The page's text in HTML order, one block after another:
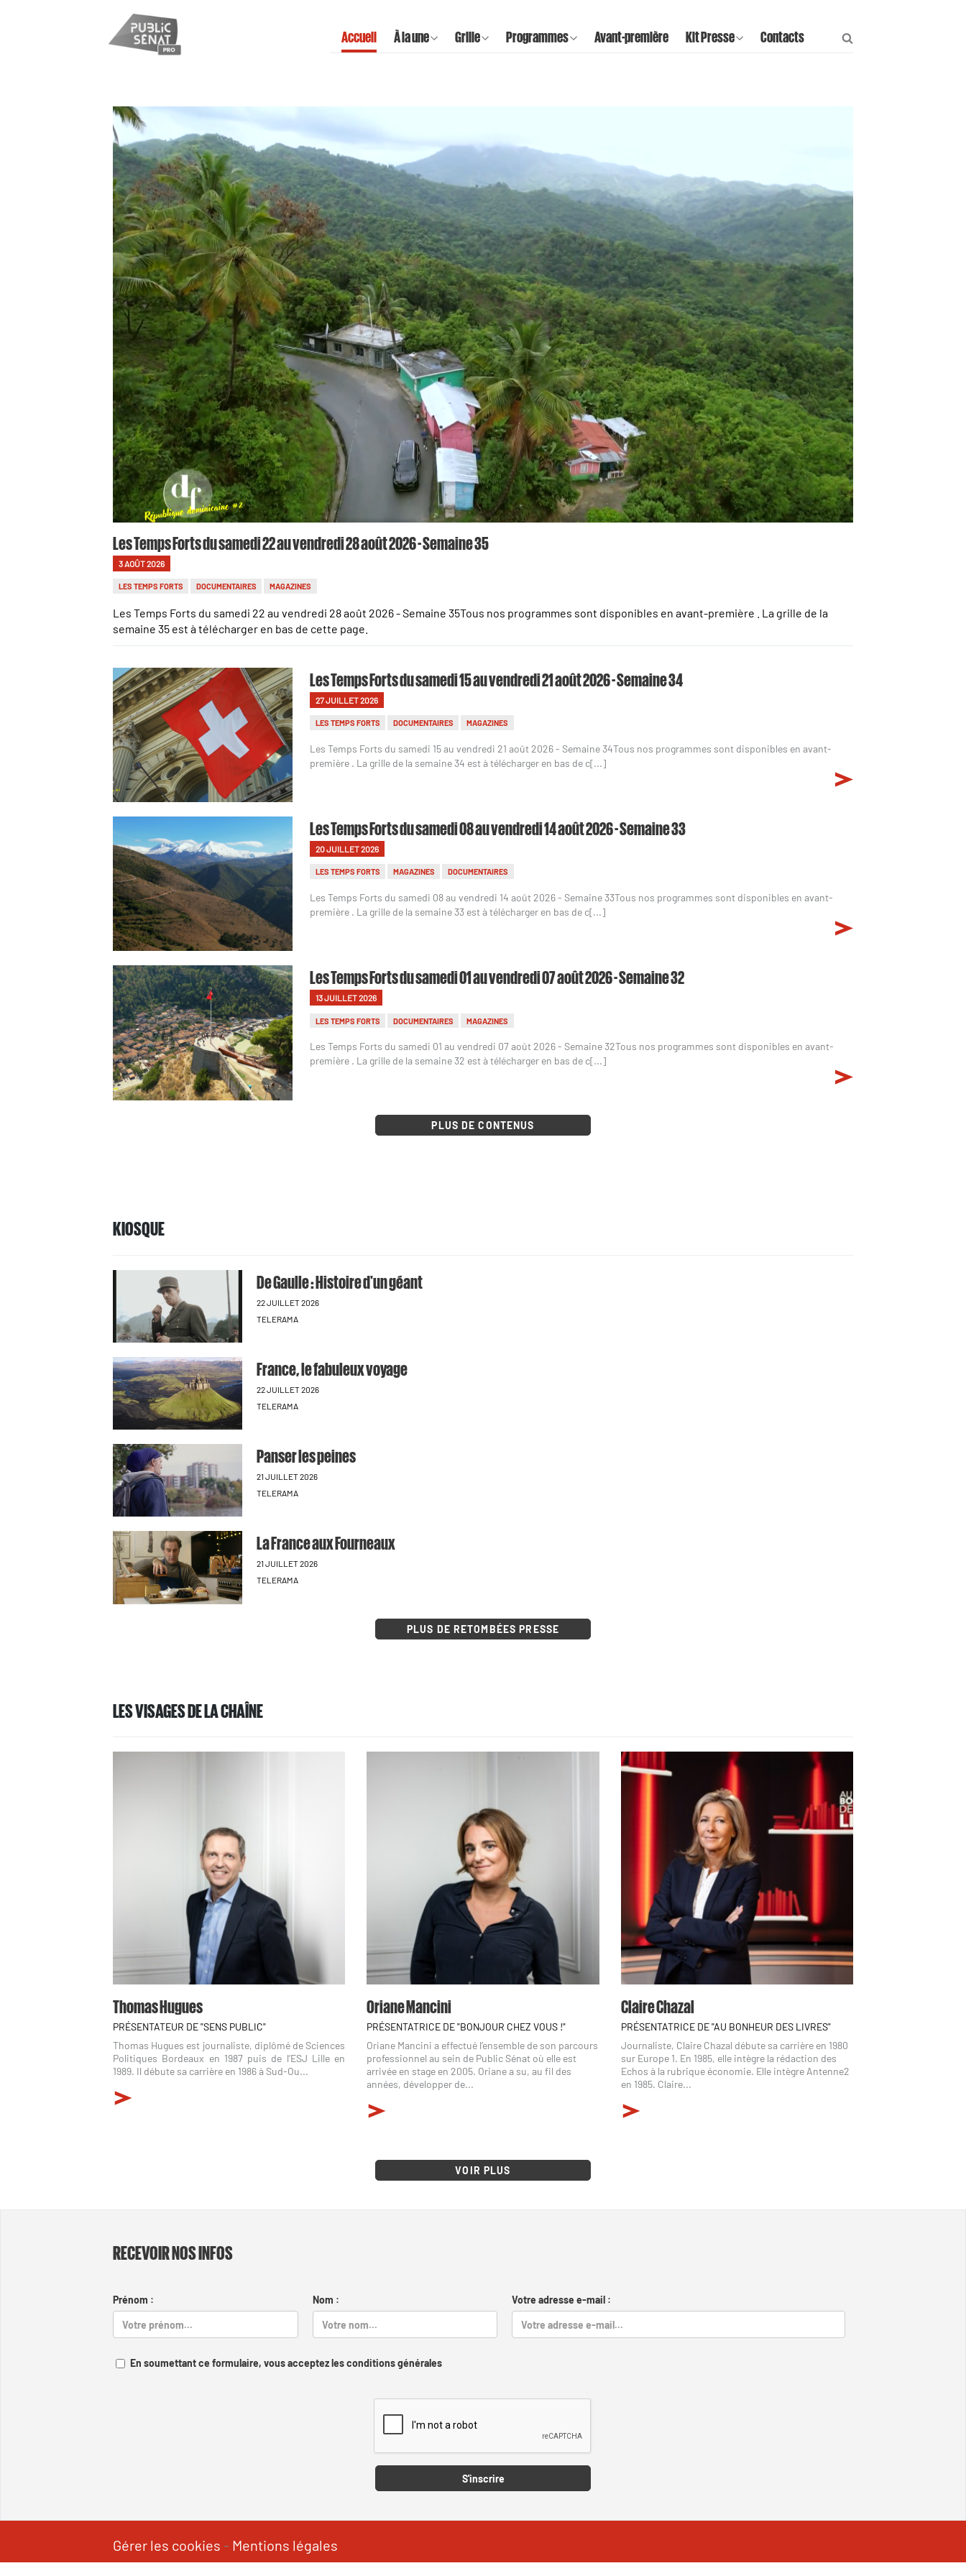
Accueil À la une Grille Programmes Avant-première Kit Presse Contacts
Les Temps Forts du samedi 22 au vendredi 28 août 2026 - Semaine 35
3 AOÛT 2026
LES TEMPS FORTS DOCUMENTAIRES MAGAZINES
Les Temps Forts du samedi 22 au vendredi 28 août 2026 - Semaine 35Tous nos programmes sont disponibles en avant-première . La grille de la
semaine 35 est à télécharger en bas de cette page.
Les Temps Forts du samedi 15 au vendredi 21 août 2026 - Semaine 34
27 JUILLET 2026
LES TEMPS FORTS DOCUMENTAIRES MAGAZINES
Les Temps Forts du samedi 15 au vendredi 21 août 2026 - Semaine 34Tous nos programmes sont disponibles en avant-
première . La grille de la semaine 34 est à télécharger en bas de c[...]
Les Temps Forts du samedi 08 au vendredi 14 août 2026 - Semaine 33
20 JUILLET 2026
LES TEMPS FORTS MAGAZINES DOCUMENTAIRES
Les Temps Forts du samedi 08 au vendredi 14 août 2026 - Semaine 33Tous nos programmes sont disponibles en avant-
première . La grille de la semaine 33 est à télécharger en bas de c[...]
Les Temps Forts du samedi 01 au vendredi 07 août 2026 - Semaine 32
13 JUILLET 2026
LES TEMPS FORTS DOCUMENTAIRES MAGAZINES
Les Temps Forts du samedi 01 au vendredi 07 août 2026 - Semaine 32Tous nos programmes sont disponibles en avant-
première . La grille de la semaine 32 est à télécharger en bas de c[...]
PLUS DE CONTENUS
KIOSQUE
De Gaulle : Histoire d'un géant
22 JUILLET 2026
TELERAMA
France, le fabuleux voyage
22 JUILLET 2026
TELERAMA
Panser les peines
21 JUILLET 2026
TELERAMA
La France aux Fourneaux
21 JUILLET 2026
TELERAMA
PLUS DE RETOMBÉES PRESSE
LES VISAGES DE LA CHAÎNE
Thomas Hugues
PRÉSENTATEUR DE "SENS PUBLIC"
Thomas Hugues est journaliste, diplômé de Sciences
Politiques Bordeaux en 1987 puis de l’ESJ Lille en
1989. Il débute sa carrière en 1986 à Sud-Ou...
Oriane Mancini
PRÉSENTATRICE DE "BONJOUR CHEZ VOUS !"
Oriane Mancini a effectué l’ensemble de son parcours
professionnel au sein de Public Sénat où elle est
arrivée en stage en 2005. Oriane a su, au fil des
années, développer de...
Claire Chazal
PRÉSENTATRICE DE "AU BONHEUR DES LIVRES"
Journaliste, Claire Chazal débute sa carrière en 1980
sur Europe 1. En 1985, elle intègre la rédaction des
Echos à la rubrique économie. Elle intègre Antenne2
en 1985. Claire...
VOIR PLUS
RECEVOIR NOS INFOS
Prénom : Nom : Votre adresse e-mail :
En soumettant ce formulaire, vous acceptez les conditions générales
S'inscrire
Gérer les cookies - Mentions légales